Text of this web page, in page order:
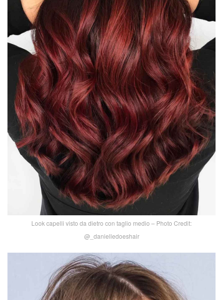
Look capelli visto da dietro con taglio medio – Photo Credit:
@_danielledoeshair